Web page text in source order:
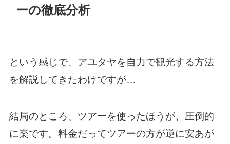
ーの徹底分析
という感じで、アユタヤを自力で観光する方法
を解説してきたわけですが…
結局のところ、ツアーを使ったほうが、圧倒的
に楽です。料金だってツアーの方が逆に安あが